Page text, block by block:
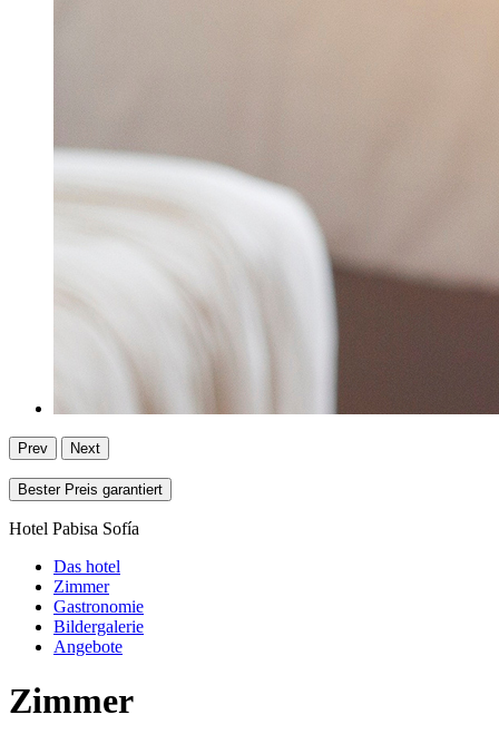
Prev Next
Bester Preis garantiert
Hotel Pabisa Sofía
Das hotel
Zimmer
Gastronomie
Bildergalerie
Angebote
Zimmer